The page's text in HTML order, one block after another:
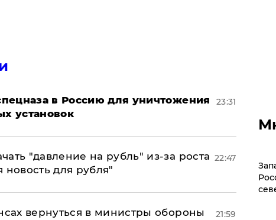
в Россию для уничтожения
установок
23:31
"давление на рубль" из-за роста
новость для рубля"
22:47
вернуться в министры обороны
21:59